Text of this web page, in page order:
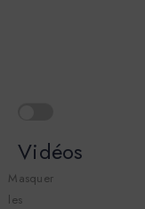
Vidéos
Masquer
les